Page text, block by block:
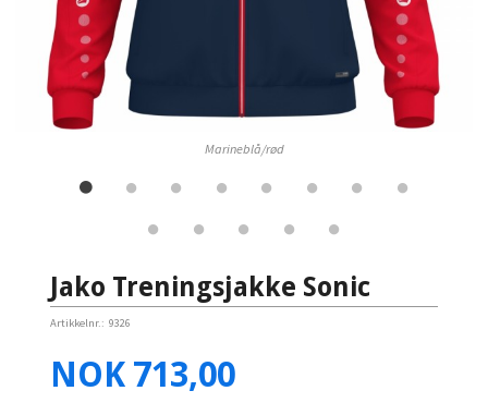
Marineblå/rød
Jako Treningsjakke Sonic
Artikkelnr.: 9326
Pris
NOK 713,00